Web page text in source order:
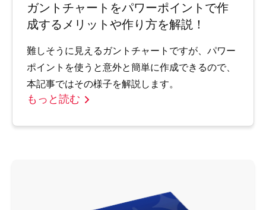
ガントチャートをパワーポイントで作
成するメリットや作り方を解説！
難しそうに見えるガントチャートですが、パワー
ポイントを使うと意外と簡単に作成できるので、
本記事ではその様子を解説します。
もっと読む